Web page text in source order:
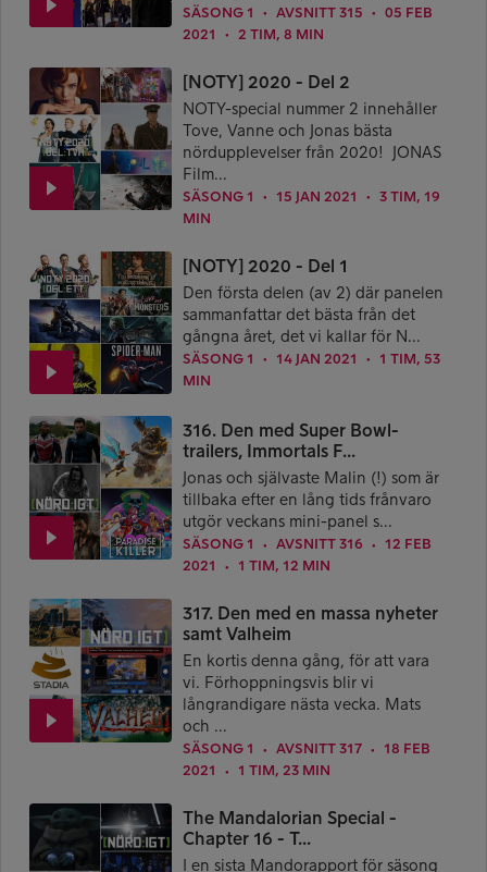
SÄSONG 1 ● AVSNITT 315 ●
05 FEB
2021
● 2 TIM, 8 MIN
[NOTY] 2020 - Del 2
NOTY-special nummer 2 innehåller
Tove, Vanne och Jonas bästa
nördupplevelser från 2020! JONAS
Film...
SÄSONG 1 ● 15 JAN 2021 ●
3 TIM, 19
MIN
[NOTY] 2020 - Del 1
Den första delen (av 2) där panelen
sammanfattar det bästa från det
gångna året, det vi kallar för N...
SÄSONG 1 ● 14 JAN 2021 ●
1 TIM, 53
MIN
316. Den med Super Bowl-
trailers, Immortals F...
Jonas och självaste Malin (!) som är
tillbaka efter en lång tids frånvaro
utgör veckans mini-panel s...
SÄSONG 1 ● AVSNITT 316 ●
12 FEB
2021
● 1 TIM, 12 MIN
317. Den med en massa nyheter
samt Valheim
En kortis denna gång, för att vara
vi. Förhoppningsvis blir vi
långrandigare nästa vecka. Mats
och ...
SÄSONG 1 ● AVSNITT 317 ●
18 FEB
2021
● 1 TIM, 23 MIN
The Mandalorian Special -
Chapter 16 - T...
I en sista Mandorapport för säsong